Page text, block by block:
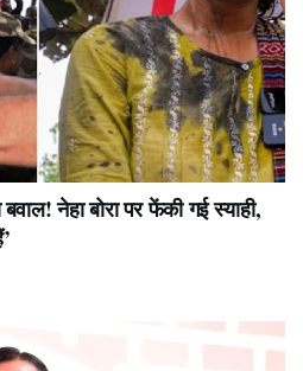
नेहा बोरा पर फेंकी गई स्याही,